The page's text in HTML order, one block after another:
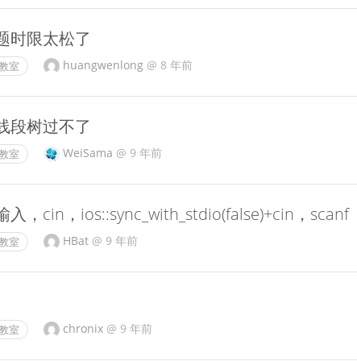
时限太松了
室 huangwenlong @ 8 年前
段树过不了
室 WeiSama @ 9 年前
入，cin，ios::sync_with_stdio(false)+cin，scanf
室 HBat @ 9 年前
室 chronix @ 9 年前